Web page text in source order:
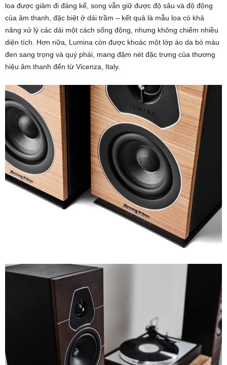
loa được giảm đi đáng kể, song vẫn giữ được độ sâu và độ động
của âm thanh, đặc biệt ở dải trầm – kết quả là mẫu loa có khả
năng xử lý các dải một cách sống động, nhưng không chiếm nhiều
diện tích. Hơn nữa, Lumina còn được khoác một lớp áo da bò màu
đen sang trọng và quý phái, mang đậm nét đặc trưng của thương
hiệu âm thanh đến từ Vicenza, Italy.